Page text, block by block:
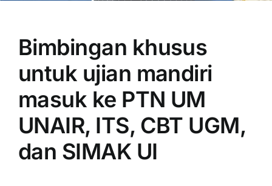
CONTACT US
Bimbingan khusus
untuk ujian mandiri
masuk ke PTN UM
UNAIR, ITS, CBT UGM,
dan SIMAK UI